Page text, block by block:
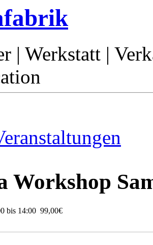
| Werkstatt |
Workshop
bis 14:00 99,00€